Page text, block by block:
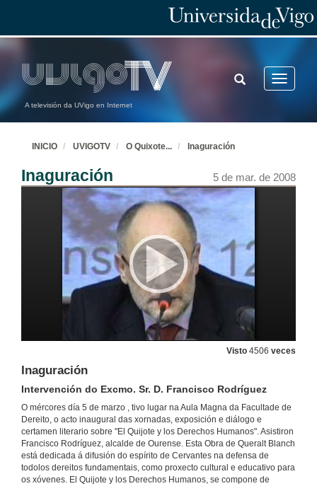
A televisión da UVigo en Internet
Toggle
TOGGLE
SEARCH
INICIO UVIGOTV O Quixote... Inaguración
Inaguración 5 de mar. de 2008
Visto 4506 veces
Inaguración
Intervención do Excmo. Sr. D. Francisco Rodríguez
O mércores día 5 de marzo , tivo lugar na Aula Magna da Facultade de
Dereito, o acto inaugural das xornadas, exposición e diálogo e
certamen literario sobre "El Quijote y los Derechos Humanos". Asistiron
Francisco Rodríguez, alcalde de Ourense. Esta Obra de Queralt Blanch
está dedicada á difusión do espírito de Cervantes na defensa de
todolos dereitos fundamentais, como proxecto cultural e educativo para
os xóvenes. El Quijote y los Derechos Humanos, se compone de